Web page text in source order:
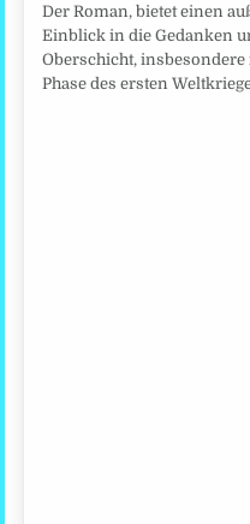
Der Roman, bietet einen
Einblick in die Gedanken
Oberschicht,
Phase des ersten